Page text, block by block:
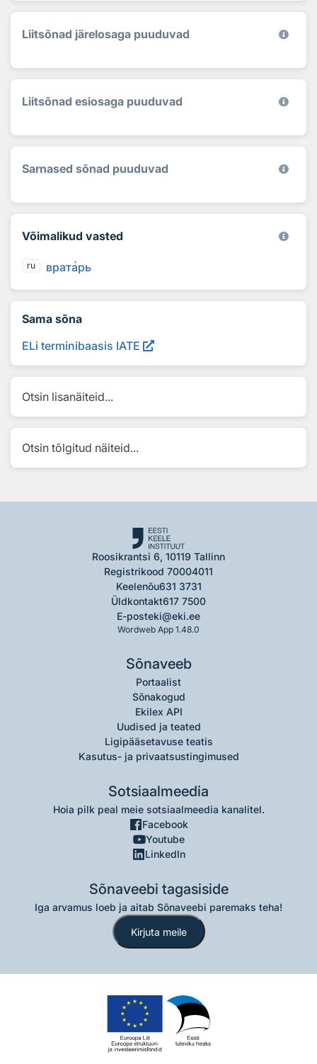
Liitsõnad järelosaga puuduvad
Liitsõnad esiosaga puuduvad
Sarnased sõnad puuduvad
Võimalikud vasted
ru вратарь
Sama sõna
ELi terminibaasis IATE
Otsin lisanäiteid...
Otsin tõlgitud näiteid...
Roosikrantsi 6, 10119 Tallinn
Registrikood 70004011
Keelenõu631 3731
Üldkontakt617 7500
E-posteki@eki.ee
Wordweb App 1.48.0
Sõnaveeb
Portaalist
Sõnakogud
Ekilex API
Uudised ja teated
Ligipääsetavuse teatis
Kasutus- ja privaatsustingimused
Sotsiaalmeedia
Hoia pilk peal meie sotsiaalmeedia kanalitel.
Facebook
Youtube
LinkedIn
Sõnaveebi tagasiside
Iga arvamus loeb ja aitab Sõnaveebi paremaks teha!
Kirjuta meile